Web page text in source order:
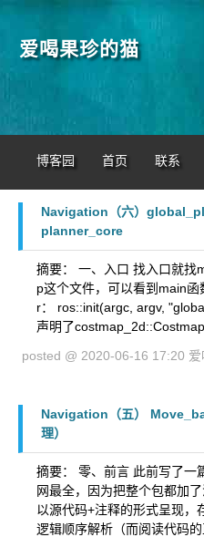
爱喝果珍的猫
博客园 首页 联系
Navigation（六）
planner_core
摘要： 一、入口 找入口就找
p这个文件，可以看到main
r： ros::init(argc, argv,
声明了
posted @ 2020-06-16 17:20 爱
Navigation（五）
理）
摘要： 零、前言 此前写了一
网最全，因为把整个包都加
以源代码+注释的形式呈现，
逻辑顺序解析（而阅读代码